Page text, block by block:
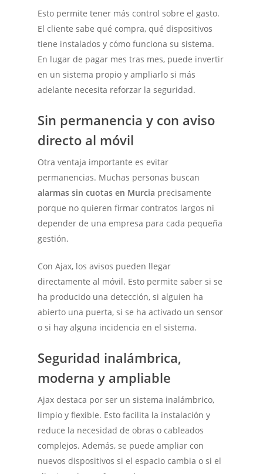
Esto permite tener más control sobre el gasto.
El cliente sabe qué compra, qué dispositivos
tiene instalados y cómo funciona su sistema.
En lugar de pagar mes tras mes, puede invertir
en un sistema propio y ampliarlo si más
adelante necesita reforzar la seguridad.
Sin permanencia y con aviso
directo al móvil
Otra ventaja importante es evitar
permanencias. Muchas personas buscan
alarmas sin cuotas en Murcia precisamente
porque no quieren firmar contratos largos ni
depender de una empresa para cada pequeña
gestión.
Con Ajax, los avisos pueden llegar
directamente al móvil. Esto permite saber si se
ha producido una detección, si alguien ha
abierto una puerta, si se ha activado un sensor
o si hay alguna incidencia en el sistema.
Seguridad inalámbrica,
moderna y ampliable
Ajax destaca por ser un sistema inalámbrico,
limpio y flexible. Esto facilita la instalación y
reduce la necesidad de obras o cableados
complejos. Además, se puede ampliar con
nuevos dispositivos si el espacio cambia o si el